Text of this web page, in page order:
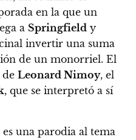
en la que un
a Springfield y
invertir una suma
de un monorriel. El
de Leonard Nimoy, el
, que se interpretó a sí
una parodia al tema